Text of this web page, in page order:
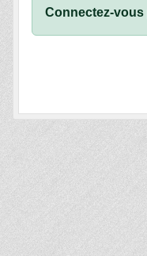
Connectez-vous